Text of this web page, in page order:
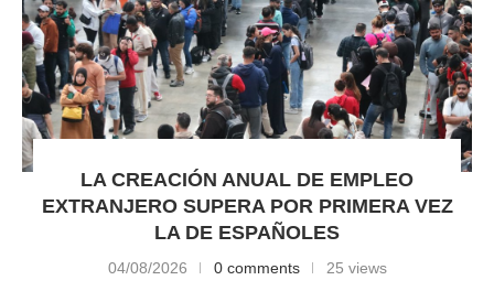
LA CREACIÓN ANUAL DE EMPLEO
EXTRANJERO SUPERA POR PRIMERA VEZ
LA DE ESPAÑOLES
04/08/2026 0 comments 25 views